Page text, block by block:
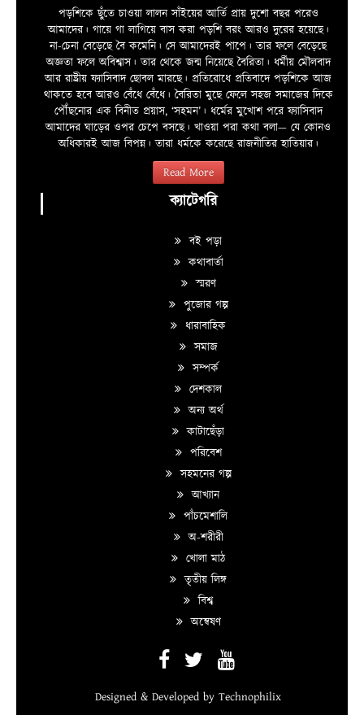
পড়শিকে ছুঁতে চাওয়া লালন সাঁইয়ের আর্তি প্রায় দুশো বছর পরেও
আমাদের। গায়ে গা লাগিয়ে বাস করা পড়শি বরং আরও দুরের হয়েছে।
না-চেনা বেড়েছে বৈ কমেনি। সে আমাদেরই পাপে। তার ফলে বেড়েছে
অজ্ঞতা ফলে অবিশ্বাস। তার থেকে জন্ম নিয়েছে বৈরিতা। ধর্মীয় মৌলবাদ
আর রাষ্ট্রীয় ফ্যাসিবাদ ছোবল মারছে। প্রতিরোধে প্রতিবাদে পড়শিকে আজ
থাকতে হবে আরও বেঁধে বেঁধে। বৈরিতা মুছে ফেলে সহজ সমাজের দিকে
পৌঁছনোর এক বিনীত প্রয়াস, ‘সহমন’। ধর্মের মুখোশ পরে ফ্যাসিবাদ
আমাদের ঘাড়ের ওপর চেপে বসছে। খাওয়া পরা কথা বলা—­­ যে কোনও
অধিকারই আজ বিপন্ন। তারা ধর্মকে করেছে রাজনীতির হাতিয়ার।
Read More
ক্যাটেগরি
বই পড়া
কথাবার্তা
স্মরণ
পুজোর গল্প
ধারাবাহিক
সমাজ
সম্পর্ক
দেশকাল
অন্য অর্থ
কাটাছেঁড়া
পরিবেশ
সহমনের গল্প
আখ্যান
পাঁচমেশালি
অ-শরীরী
খোলা মাঠ
তৃতীয় লিঙ্গ
বিশ্ব
অন্বেষণ
Designed & Developed by Technophilix